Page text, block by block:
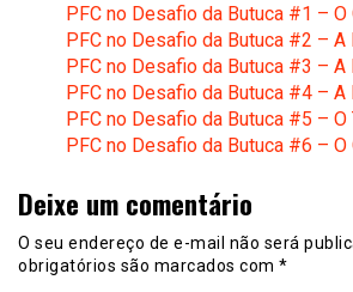
PFC no Desafio da Butuca #1 – O
PFC no Desafio da Butuca #2 – A
PFC no Desafio da Butuca #3 – A
PFC no Desafio da Butuca #4 –
PFC no Desafio da Butuca #5 – O
PFC no Desafio da Butuca #6 – O
Deixe um comentário
O seu endereço de e-mail não será
obrigatórios são marcados com *